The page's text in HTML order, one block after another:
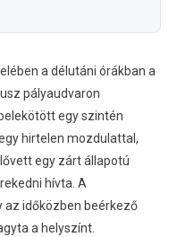
a délutáni órákban a
pályaudvaron
egy szintén
hirtelen mozdulattal,
egy zárt állapotú
hívta. A
az időközben beérkező
a helyszínt.